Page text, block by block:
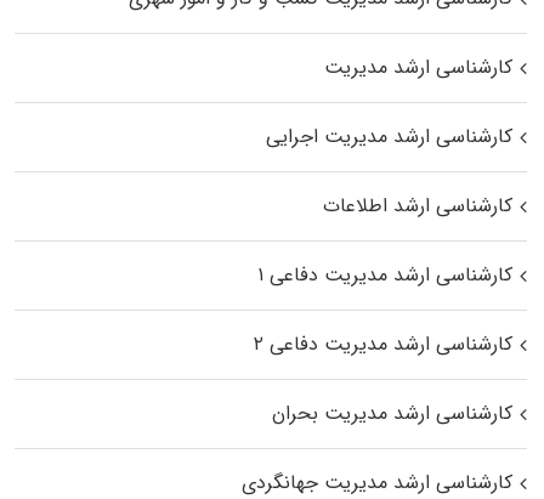
کارشناسی ارشد مدیریت
کارشناسی ارشد مدیریت اجرایی
کارشناسی ارشد اطلاعات
کارشناسی ارشد مدیریت دفاعی ۱
کارشناسی ارشد مدیریت دفاعی ۲
کارشناسی ارشد مدیریت بحران
کارشناسی ارشد مدیریت جهانگردی